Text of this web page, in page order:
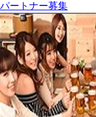
パートナー募集